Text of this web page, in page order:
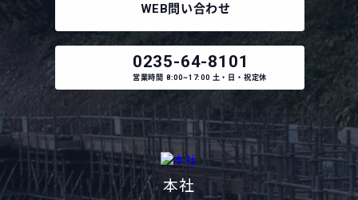
0235-64-8101
営業時間 8:00~17:00 土・日・祝定休
WEB 問い合わせ
本社